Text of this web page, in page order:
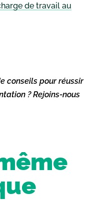
de travail au
conseils pour réussir
? Rejoins-nous